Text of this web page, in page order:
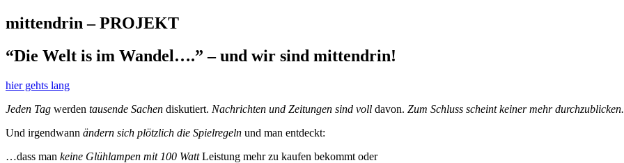
mittendrin – PROJEKT
“Die Welt is im Wandel….” – und wir sind mittendrin!
hier gehts lang
Jeden Tag werden tausende Sachen diskutiert. Nachrichten und Zeitungen sind voll davon. Zum Schluss scheint keiner mehr durchzublicken.
Und irgendwann ändern sich plötzlich die Spielregeln und man entdeckt:
…dass man keine Glühlampen mit 100 WattLeistung mehr zu kaufen bekommt oder